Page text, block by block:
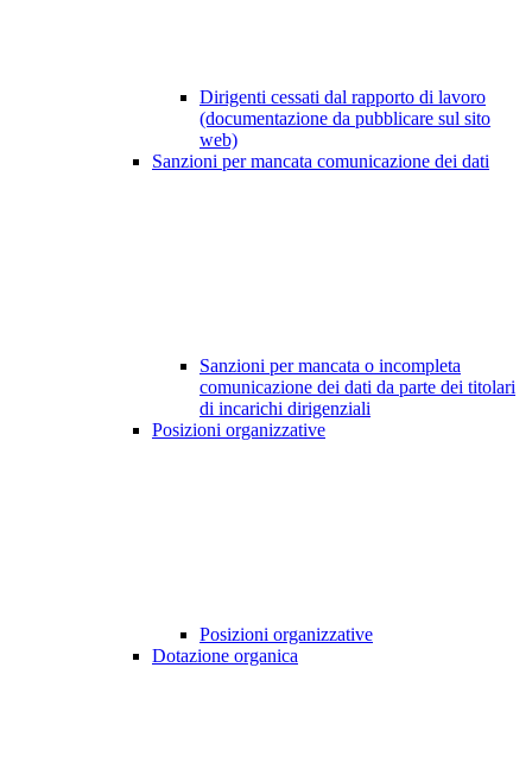
Dirigenti cessati dal rapporto di lavoro
(documentazione da pubblicare sul sito
web)
Sanzioni per mancata comunicazione dei dati
Sanzioni per mancata o incompleta
comunicazione dei dati da parte dei titolari
di incarichi dirigenziali
Posizioni organizzative
Posizioni organizzative
Dotazione organica